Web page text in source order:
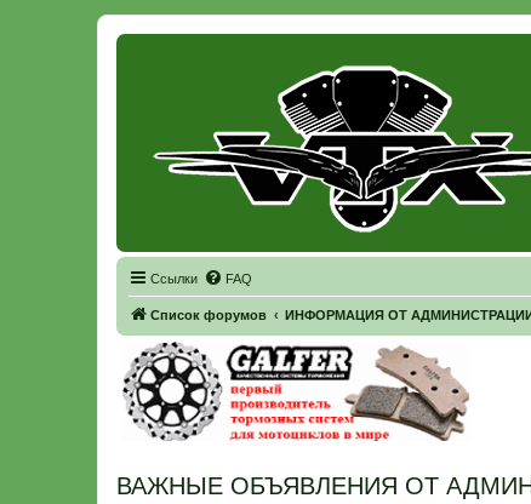
Ссылки FAQ
Список форумов ИНФОРМАЦИЯ ОТ
ВАЖНЫЕ ОБЪЯВЛЕНИЯ ОТ